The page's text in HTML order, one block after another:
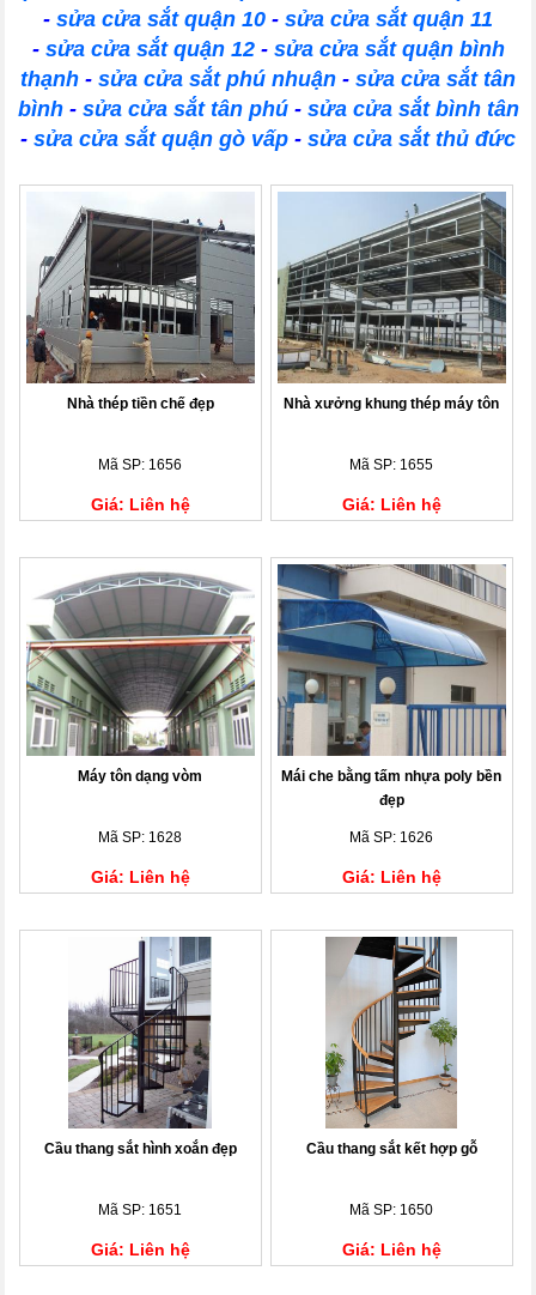
- sửa cửa sắt quận 10 - sửa cửa sắt quận 11
- sửa cửa sắt quận 12- sửa cửa sắt quận bình
thạnh - sửa cửa sắt phú nhuận - sửa cửa sắt tân
bình- sửa cửa sắt tân phú- sửa cửa sắt bình tân
- sửa cửa sắt quận gò vấp - sửa cửa sắt thủ đức
Nhà thép tiền chế đẹp
Mã SP: 1656
Giá: Liên hệ
Nhà xưởng khung thép máy tôn
Mã SP: 1655
Giá: Liên hệ
Máy tôn dạng vòm
Mã SP: 1628
Giá: Liên hệ
Mái che bằng tấm nhựa poly bền
đẹp
Mã SP: 1626
Giá: Liên hệ
Cầu thang sắt hình xoắn đẹp
Mã SP: 1651
Giá: Liên hệ
Cầu thang sắt kết hợp gỗ
Mã SP: 1650
Giá: Liên hệ